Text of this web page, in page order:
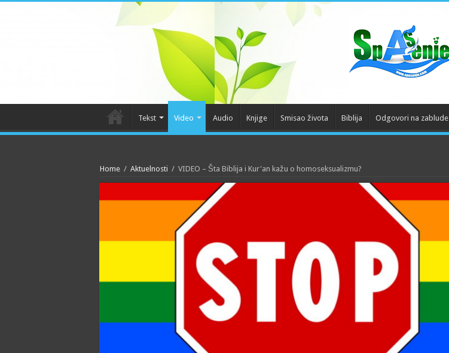
Tekst Video Audio Knjige Smisao života Biblija Odgovori na zablude
Home / Aktuelnosti / VIDEO – Šta Biblija i Kur'an kažu o homoseksualizmu?